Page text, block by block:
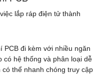
lắp ráp điện tử thành
PCB đi kèm với nhiều ngăn
có hệ thống và phân loại dễ
thể nhanh chóng truy cập